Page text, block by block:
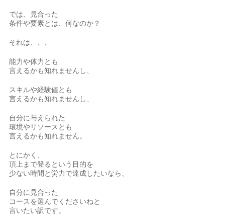
では、見合った
条件や要素とは、何なのか？
それは、、、
能力や体力とも
言えるかも知れませんし、
スキルや経験値とも
言えるかも知れませんし、
自分に与えられた
環境やリソースとも
言えるかも知れません。
とにかく、
頂上まで登るという目的を
少ない時間と労力で達成したいなら、
自分に見合った
コースを選んでくださいねと
言いたい訳です。